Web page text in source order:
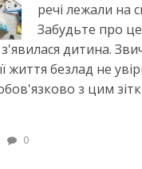
речі лежали на
Забудьте про
дитина.
життя безлад не
з цим
0